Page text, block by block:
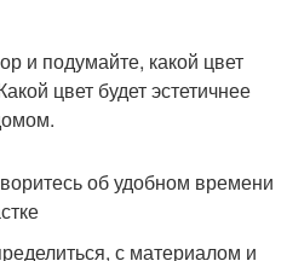
и подумайте, какой цвет
цвет будет эстетичнее
об удобном времени
с материалом и